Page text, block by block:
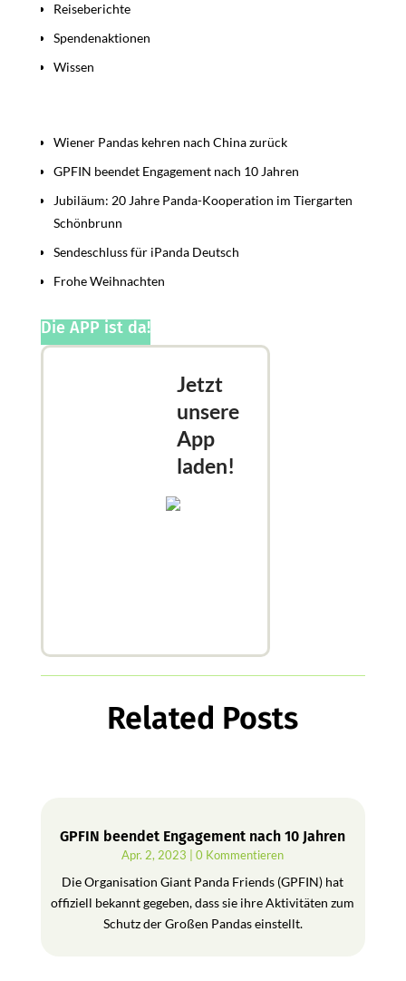
Reiseberichte
Spendenaktionen
Wissen
Wiener Pandas kehren nach China zurück
GPFIN beendet Engagement nach 10 Jahren
Jubiläum: 20 Jahre Panda-Kooperation im Tiergarten
Schönbrunn
Sendeschluss für iPanda Deutsch
Frohe Weihnachten
Die APP ist da!
Jetzt
unsere
App
laden!
Related Posts
GPFIN beendet Engagement nach 10 Jahren
Apr. 2, 2023 | 0 Kommentieren
Die Organisation Giant Panda Friends (GPFIN) hat
offiziell bekannt gegeben, dass sie ihre Aktivitäten zum
Schutz der Großen Pandas einstellt.